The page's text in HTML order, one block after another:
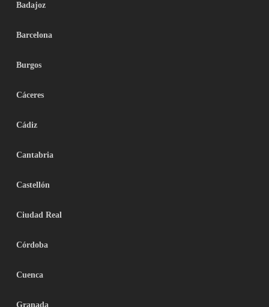
Badajoz
Barcelona
Burgos
Cáceres
Cádiz
Cantabria
Castellón
Ciudad Real
Córdoba
Cuenca
Granada